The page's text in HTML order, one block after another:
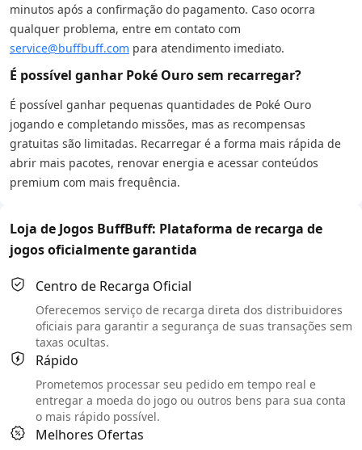
minutos após a confirmação do pagamento. Caso ocorra
qualquer problema, entre em contato com
service@buffbuff.com para atendimento imediato.
É possível ganhar Poké Ouro sem recarregar?
É possível ganhar pequenas quantidades de Poké Ouro
jogando e completando missões, mas as recompensas
gratuitas são limitadas. Recarregar é a forma mais rápida de
abrir mais pacotes, renovar energia e acessar conteúdos
premium com mais frequência.
Loja de Jogos BuffBuff: Plataforma de recarga de
jogos oficialmente garantida
Centro de Recarga Oficial
Oferecemos serviço de recarga direta dos distribuidores
oficiais para garantir a segurança de suas transações sem
taxas ocultas.
Rápido
Prometemos processar seu pedido em tempo real e
entregar a moeda do jogo ou outros bens para sua conta
o mais rápido possível.
Melhores Ofertas